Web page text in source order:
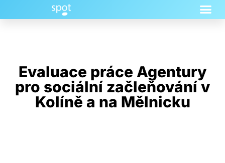
Evaluace práce Agentury
pro sociální začleňování v
Kolíně a na Mělnicku